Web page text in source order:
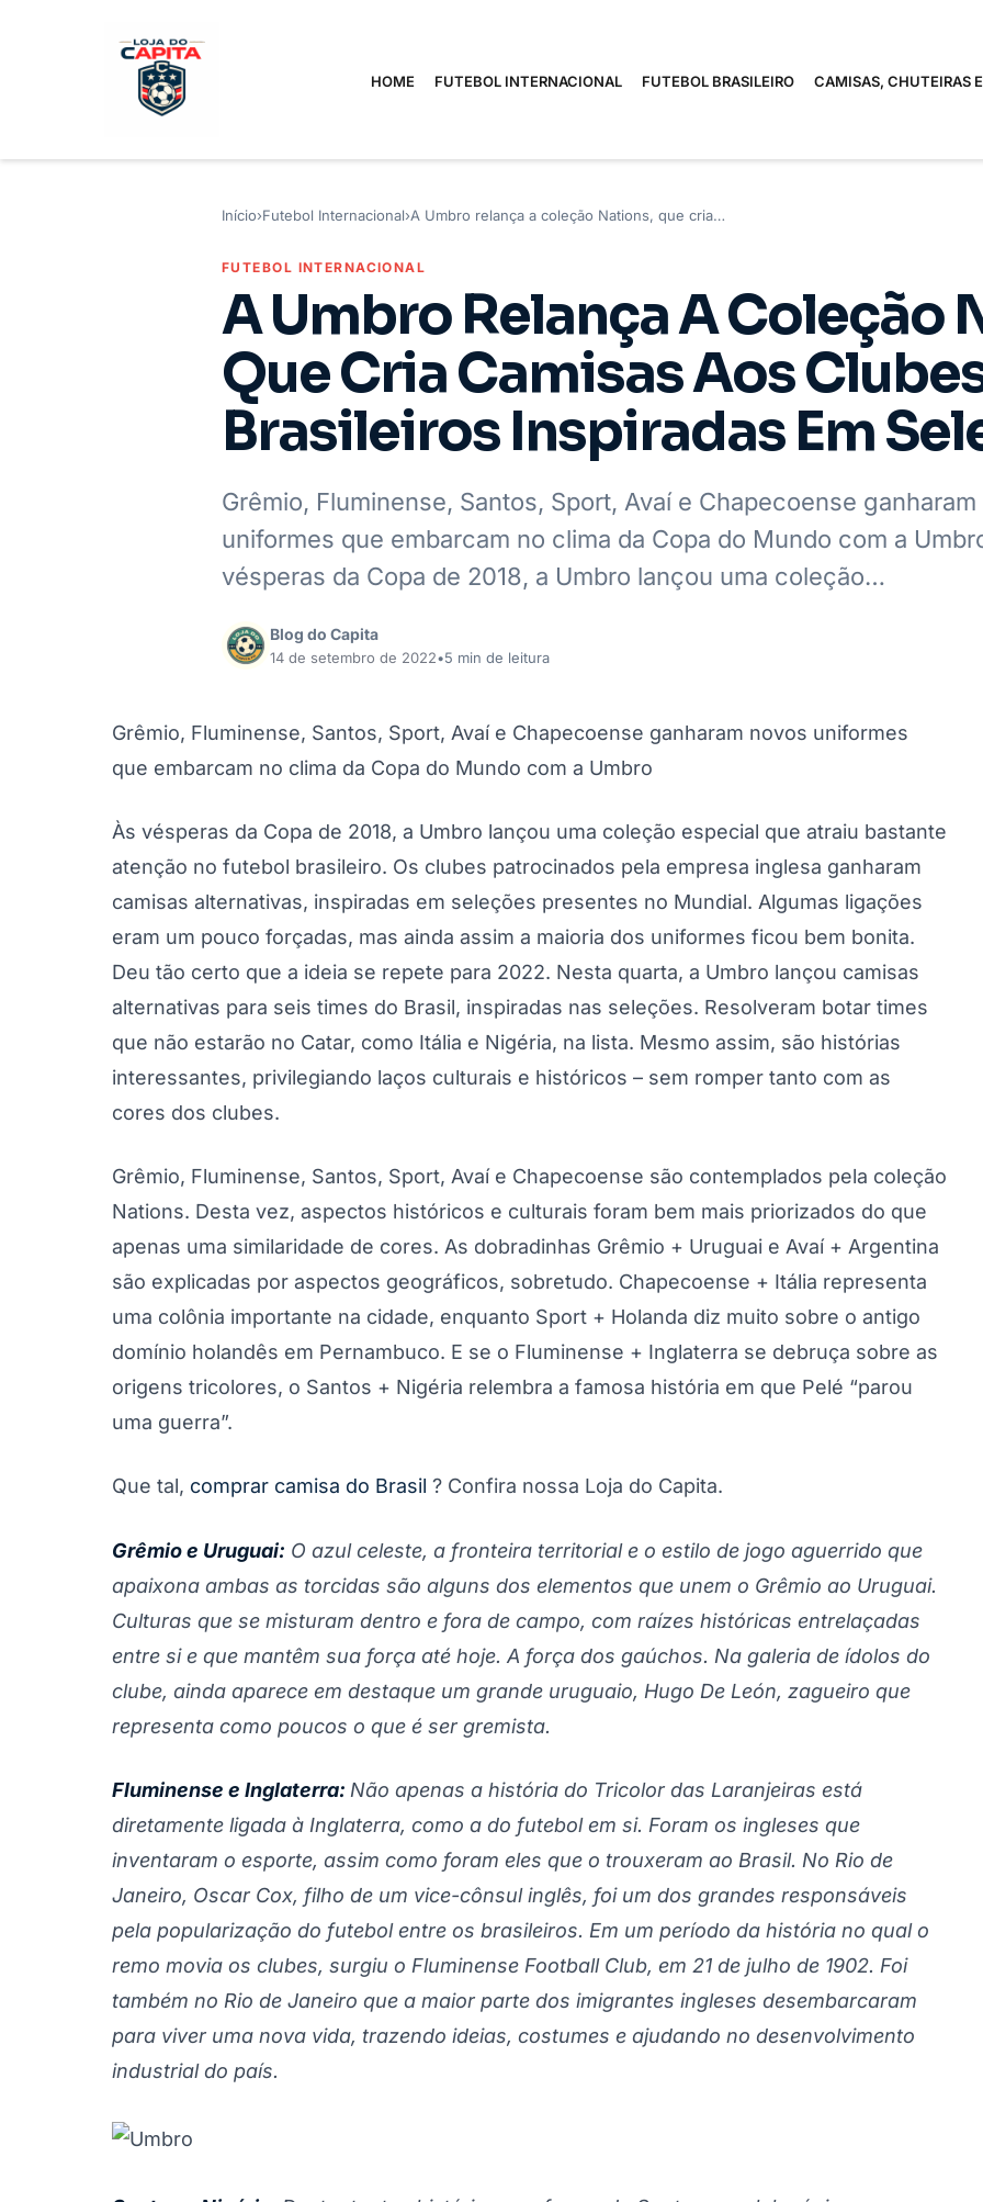
HOME FUTEBOL INTERNACIONAL FUTEBOL BRASILEIRO CAMISAS, CHUTEIRAS
Início›Futebol Internacional›A Umbro relança a coleção Nations, que cria…
FUTEBOL INTERNACIONAL
A Umbro Relança A Coleção
Que Cria Camisas Aos
Brasileiros Inspiradas Em
Grêmio, Fluminense, Santos, Sport, Avaí e Chapecoense
uniformes que embarcam no clima da Copa do Mundo com a
vésperas da Copa de 2018, a Umbro lançou uma coleção…
Blog do Capita
14 de setembro de 2022•5 min de leitura
Grêmio, Fluminense, Santos, Sport, Avaí e Chapecoense ganharam novos uniformes
que embarcam no clima da Copa do Mundo com a Umbro
Às vésperas da Copa de 2018, a Umbro lançou uma coleção especial que atraiu bastante
atenção no futebol brasileiro. Os clubes patrocinados pela empresa inglesa ganharam
camisas alternativas, inspiradas em seleções presentes no Mundial. Algumas ligações
eram um pouco forçadas, mas ainda assim a maioria dos uniformes ficou bem bonita.
Deu tão certo que a ideia se repete para 2022. Nesta quarta, a Umbro lançou camisas
alternativas para seis times do Brasil, inspiradas nas seleções. Resolveram botar times
que não estarão no Catar, como Itália e Nigéria, na lista. Mesmo assim, são histórias
interessantes, privilegiando laços culturais e históricos – sem romper tanto com as
cores dos clubes.
Grêmio, Fluminense, Santos, Sport, Avaí e Chapecoense são contemplados pela coleção
Nations. Desta vez, aspectos históricos e culturais foram bem mais priorizados do que
apenas uma similaridade de cores. As dobradinhas Grêmio + Uruguai e Avaí + Argentina
são explicadas por aspectos geográficos, sobretudo. Chapecoense + Itália representa
uma colônia importante na cidade, enquanto Sport + Holanda diz muito sobre o antigo
domínio holandês em Pernambuco. E se o Fluminense + Inglaterra se debruça sobre as
origens tricolores, o Santos + Nigéria relembra a famosa história em que Pelé “parou
uma guerra”.
Que tal, comprar camisa do Brasil ? Confira nossa Loja do Capita.
Grêmio e Uruguai: O azul celeste, a fronteira territorial e o estilo de jogo aguerrido que
apaixona ambas as torcidas são alguns dos elementos que unem o Grêmio ao Uruguai.
Culturas que se misturam dentro e fora de campo, com raízes históricas entrelaçadas
entre si e que mantêm sua força até hoje. A força dos gaúchos. Na galeria de ídolos do
clube, ainda aparece em destaque um grande uruguaio, Hugo De León, zagueiro que
representa como poucos o que é ser gremista.
Fluminense e Inglaterra: Não apenas a história do Tricolor das Laranjeiras está
diretamente ligada à Inglaterra, como a do futebol em si. Foram os ingleses que
inventaram o esporte, assim como foram eles que o trouxeram ao Brasil. No Rio de
Janeiro, Oscar Cox, filho de um vice-cônsul inglês, foi um dos grandes responsáveis
pela popularização do futebol entre os brasileiros. Em um período da história no qual o
remo movia os clubes, surgiu o Fluminense Football Club, em 21 de julho de 1902. Foi
também no Rio de Janeiro que a maior parte dos imigrantes ingleses desembarcaram
para viver uma nova vida, trazendo ideias, costumes e ajudando no desenvolvimento
industrial do país.